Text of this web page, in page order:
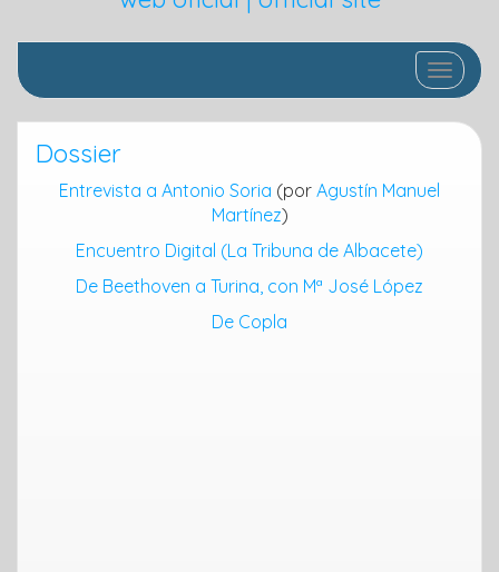
Dossier
Entrevista a Antonio Soria (por Agustín Manuel
Martínez)
Encuentro Digital (La Tribuna de Albacete)
De Beethoven a Turina, con Mª José López
De Copla